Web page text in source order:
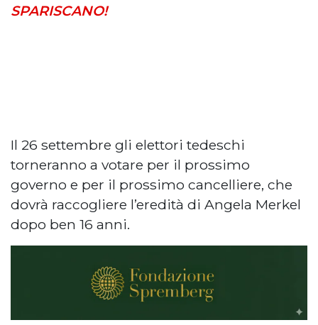
SPARISCANO!
Il 26 settembre gli elettori tedeschi
torneranno a votare per il prossimo
governo e per il prossimo cancelliere, che
dovrà raccogliere l’eredità di Angela Merkel
dopo ben 16 anni.